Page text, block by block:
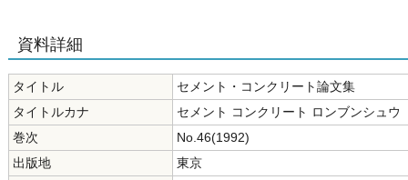
資料詳細
タイトル
セメント・コンクリート論文集
タイトルカナ
セメント コンクリート ロンブンシュウ
巻次
No.46(1992)
出版地
東京